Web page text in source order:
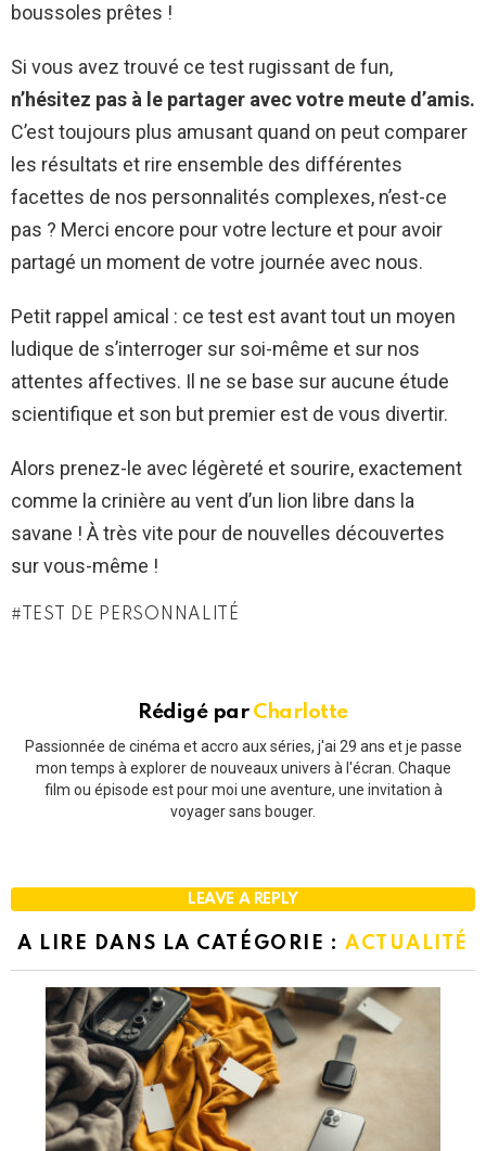
boussoles prêtes !
Si vous avez trouvé ce test rugissant de fun,
n’hésitez pas à le partager avec votre meute d’amis.
C’est toujours plus amusant quand on peut comparer
les résultats et rire ensemble des différentes
facettes de nos personnalités complexes, n’est-ce
pas ? Merci encore pour votre lecture et pour avoir
partagé un moment de votre journée avec nous.
Petit rappel amical : ce test est avant tout un moyen
ludique de s’interroger sur soi-même et sur nos
attentes affectives. Il ne se base sur aucune étude
scientifique et son but premier est de vous divertir.
Alors prenez-le avec légèreté et sourire, exactement
comme la crinière au vent d’un lion libre dans la
savane ! À très vite pour de nouvelles découvertes
sur vous-même !
TEST DE PERSONNALITÉ
Rédigé par Charlotte
Passionnée de cinéma et accro aux séries, j'ai 29 ans et je passe
mon temps à explorer de nouveaux univers à l'écran. Chaque
film ou épisode est pour moi une aventure, une invitation à
voyager sans bouger.
LEAVE A REPLY
A LIRE DANS LA CATÉGORIE : ACTUALITÉ